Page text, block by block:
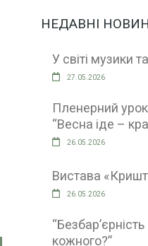
НЕДАВНІ
У світі музики
27.05.2026
Пленерний урок
“Весна іде –
26.05.2026
Вистава
26.05.2026
кожного?”